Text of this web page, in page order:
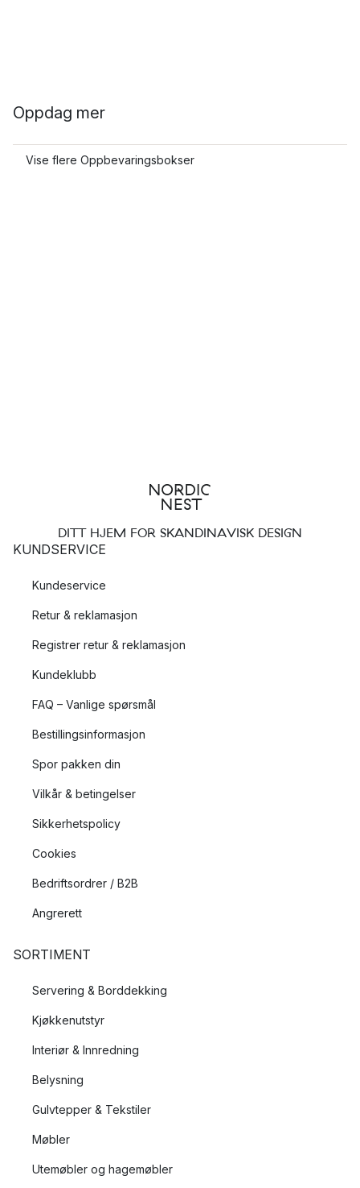
Oppdag mer
Vise flere Oppbevaringsbokser
DITT HJEM FOR SKANDINAVISK DESIGN
KUNDSERVICE
Kundeservice
Retur & reklamasjon
Registrer retur & reklamasjon
Kundeklubb
FAQ – Vanlige spørsmål
Bestillingsinformasjon
Spor pakken din
Vilkår & betingelser
Sikkerhetspolicy
Cookies
Bedriftsordrer / B2B
Angrerett
SORTIMENT
Servering & Borddekking
Kjøkkenutstyr
Interiør & Innredning
Belysning
Gulvtepper & Tekstiler
Møbler
Utemøbler og hagemøbler